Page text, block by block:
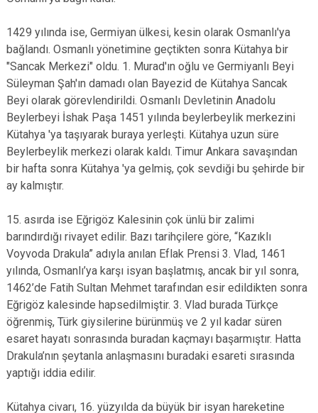
1429 yılında ise, Germiyan ülkesi, kesin olarak Osmanlı'ya
bağlandı. Osmanlı yönetimine geçtikten sonra Kütahya bir
"Sancak Merkezi" oldu. 1. Murad'ın oğlu ve Germiyanlı Beyi
Süleyman Şah'ın damadı olan Bayezid de Kütahya Sancak
Beyi olarak görevlendirildi. Osmanlı Devletinin Anadolu
Beylerbeyi İshak Paşa 1451 yılında beylerbeylik merkezini
Kütahya 'ya taşıyarak buraya yerleşti. Kütahya uzun süre
Beylerbeylik merkezi olarak kaldı. Timur Ankara savaşından
bir hafta sonra Kütahya 'ya gelmiş, çok sevdiği bu şehirde bir
ay kalmıştır.
15. asırda ise Eğrigöz Kalesinin çok ünlü bir zalimi
barındırdığı rivayet edilir. Bazı tarihçilere göre, “Kazıklı
Voyvoda Drakula” adıyla anılan Eflak Prensi 3. Vlad, 1461
yılında, Osmanlı’ya karşı isyan başlatmış, ancak bir yıl sonra,
1462’de Fatih Sultan Mehmet tarafından esir edildikten sonra
Eğrigöz kalesinde hapsedilmiştir. 3. Vlad burada Türkçe
öğrenmiş, Türk giysilerine bürünmüş ve 2 yıl kadar süren
esaret hayatı sonrasında buradan kaçmayı başarmıştır. Hatta
Drakula’nın şeytanla anlaşmasını buradaki esareti sırasında
yaptığı iddia edilir.
Kütahya civarı, 16. yüzyılda da büyük bir isyan hareketine